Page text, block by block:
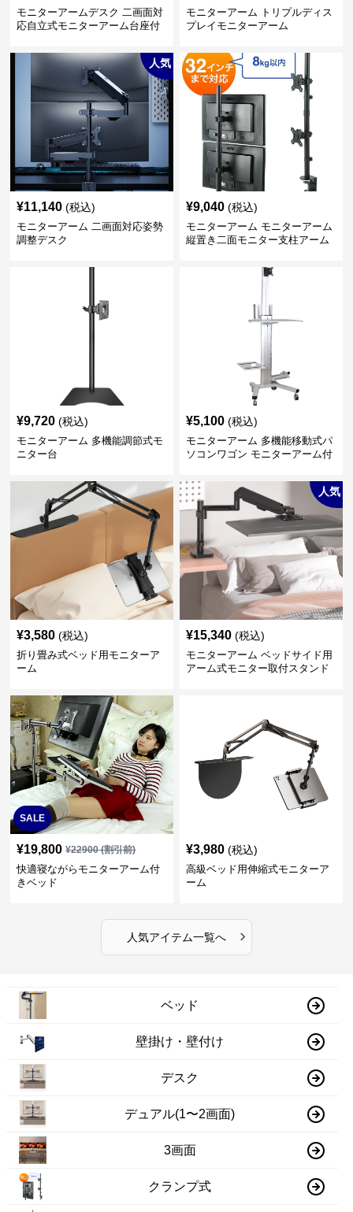
モニターアームデスク 二画面対
応自立式モニターアーム台座付
モニターアーム トリプルディス
プレイモニターアーム
人気
¥11,140 (税込)
モニターアーム 二画面対応姿勢
調整デスク
¥9,040 (税込)
モニターアーム モニターアーム
縦置き二面モニター支柱アーム
¥9,720 (税込)
モニターアーム 多機能調節式モ
ニター台
¥5,100 (税込)
モニターアーム 多機能移動式パ
ソコンワゴン モニターアーム付
¥3,580 (税込)
折り畳み式ベッド用モニターア
ーム
人気
¥15,340 (税込)
モニターアーム ベッドサイド用
アーム式モニター取付スタンド
SALE
¥19,800 ¥22900(割引前)
快適寝ながらモニターアーム付
きベッド
¥3,980 (税込)
高級ベッド用伸縮式モニターア
ーム
人気アイテム一覧へ ›
ベッド
壁掛け・壁付け
デスク
デュアル(1〜2画面)
3画面
クランプ式